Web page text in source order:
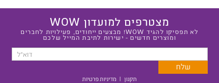
מצטרפים למועדון WOW
לא תפסיקו להגיד WOW! מבצעים ייחודים, פעילויות לחברים
ומוצרים חדשים - ישירות לתיבת המייל שלכם
תקנון | מדיניות פרטיות